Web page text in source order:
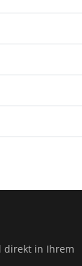
direkt in Ihrem